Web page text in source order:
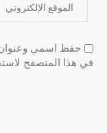
حفظ اسمي وعنوان
في هذا المتصفح